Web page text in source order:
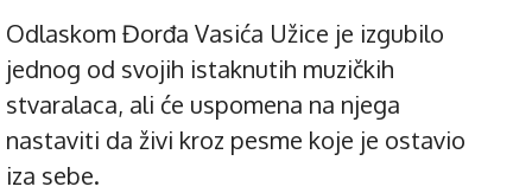
Odlaskom Đorđa Vasića Užice je izgubilo
jednog od svojih istaknutih muzičkih
stvaralaca, ali će uspomena na njega
nastaviti da živi kroz pesme koje je ostavio
iza sebe.